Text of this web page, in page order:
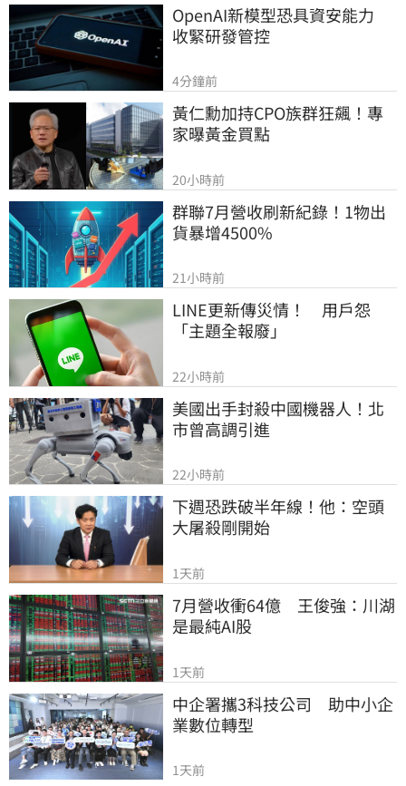
OpenAI新模型恐具資安能力
收緊研發管控
4分鐘前
黃仁勳加持CPO族群狂飆！專
家曝黃金買點
20小時前
群聯7月營收刷新紀錄！1物出
貨暴增4500%
21小時前
LINE更新傳災情！　用戶怨
「主題全報廢」
22小時前
美國出手封殺中國機器人！北
市曾高調引進
22小時前
下週恐跌破半年線！他：空頭
大屠殺剛開始
1天前
7月營收衝64億　王俊強：川湖
是最純AI股
1天前
中企署攜3科技公司　助中小企
業數位轉型
1天前